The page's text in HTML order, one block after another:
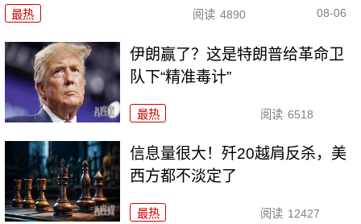
最热 阅读 4890 08-06
伊朗赢了？这是特朗普给革命卫
队下“精准毒计”
最热 阅读 6518
信息量很大！歼20越肩反杀，美
西方都不淡定了
最热 阅读 12427